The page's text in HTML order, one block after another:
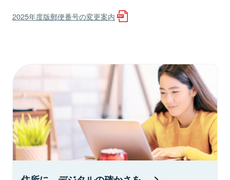
2025年度版郵便番号の変更案内